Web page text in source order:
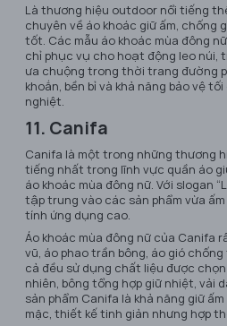
Là thương hiệu outdoor nổi tiếng
chuyên về áo khoác giữ ấm, chống
tốt. Các mẫu áo khoác mùa đông
chỉ phục vụ cho hoạt động leo núi,
ưa chuộng trong thời trang đường
khoắn, bền bỉ và khả năng bảo vệ
nghiệt.
11. Canifa
Canifa là một trong những thương
tiếng nhất trong lĩnh vực quần áo
áo khoác mùa đông nữ. Với slogan
tập trung vào các sản phẩm vừa
tính ứng dụng cao.
Áo khoác mùa đông nữ của Canifa
vũ, áo phao trần bông, áo gió
cả đều sử dụng chất liệu được
nhiên, bông tổng hợp giữ nhiệt, vải
sản phẩm Canifa là khả năng giữ
mặc, thiết kế tinh giản nhưng hợp